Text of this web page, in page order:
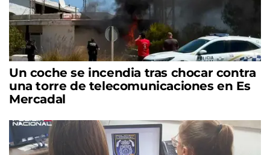
Un coche se incendia tras chocar contra
una torre de telecomunicaciones en Es
Mercadal